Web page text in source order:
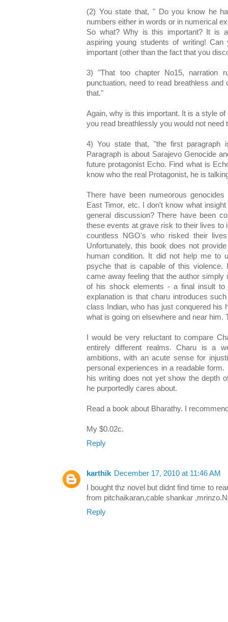
(2) You state that, " Do you know he
numbers either in words or in numerical
So what? Why is this important? It is
aspiring young students of writing!
important (other than the fact that you
3) "That too chapter No15, narration
punctuation, need to read breathless
that."
Again, why is this important. It is a style
you read breathlessly you would not
4) You state that, "the first paragraph
Paragraph is about Sarajevo Genocide
future protagonist Echo. Find what is
know who the real Protagonist, he is
There have been numeorous
East Timor, etc. I don't know what
general discussion? There have been
these events at grave risk to their lives to
countless NGO's who risked their
Unfortunately, this book does not
human condition. It did not help me to
psyche that is capable of this
came away feeling that the author simply
of his shock elements - a final insult to
explanation is that charu introduces
class Indian, who has just conquered his
what is going on elsewhere and near him.
I would be very reluctant to compare
entirely different realms. Charu is a
ambitions, with an acute sense for
personal experiences in a readable
his writing does not yet show the depth
he purportedly cares about.
Read a book about Bharathy. I
My $0.02c.
Reply
karthik December 17, 2010 at 11:46 AM
I bought thz novel but didnt find time to
from pitchaikaran,cable shankar
Reply